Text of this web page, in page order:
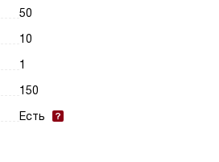
50
10
1
150
Есть